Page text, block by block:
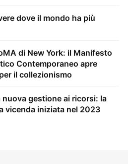
dove il mondo ha più
di New York: il Manifesto
Contemporaneo apre
il collezionismo
nuova gestione ai ricorsi: la
vicenda iniziata nel 2023